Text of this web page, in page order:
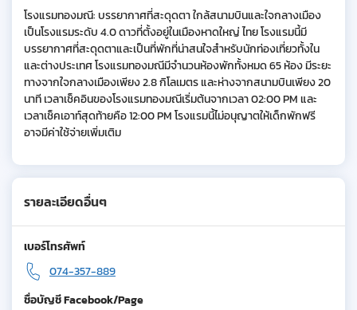
โรงแรมทองมณี: บรรยากาศที่สะดุดตา ใกล้สนามบินและใจกลางเมือง
เป็นโรงแรมระดับ 4.0 ดาวที่ตั้งอยู่ในเมืองหาดใหญ่ ไทย โรงแรมนี้มี
บรรยากาศที่สะดุดตาและเป็นที่พักที่น่าสนใจสำหรับนักท่องเที่ยวทั้งใน
และต่างประเทศ โรงแรมทองมณีมีจำนวนห้องพักทั้งหมด 65 ห้อง มีระยะ
ทางจากใจกลางเมืองเพียง 2.8 กิโลเมตร และห่างจากสนามบินเพียง 20
นาที เวลาเช็คอินของโรงแรมทองมณีเริ่มต้นจากเวลา 02:00 PM และ
เวลาเช็คเอาท์สุดท้ายคือ 12:00 PM โรงแรมนี้ไม่อนุญาตให้เด็กพักฟรี
อาจมีค่าใช้จ่ายเพิ่มเติม
รายละเอียดอื่นๆ
เบอร์โทรศัพท์
074-357-889
ชื่อบัญชี Facebook/Page